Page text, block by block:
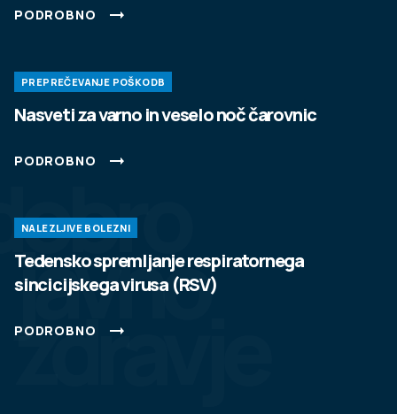
javno
zdravje
PODROBNO
PREPREČEVANJE POŠKODB
Nasveti za varno in veselo noč čarovnic
PODROBNO
NALEZLJIVE BOLEZNI
Tedensko spremljanje respiratornega
sincicijskega virusa (RSV)
PODROBNO